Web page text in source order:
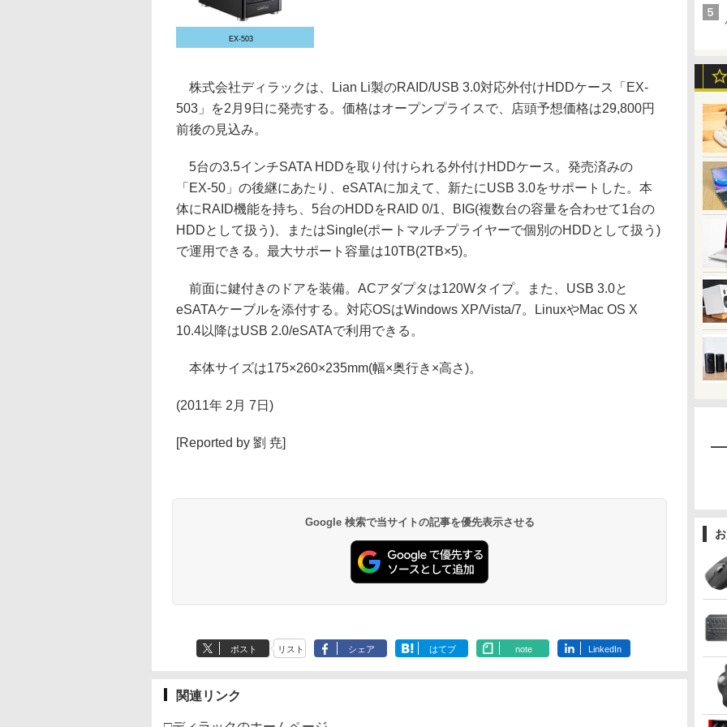
EX-503
株式会社ディラックは、Lian Li製のRAID/USB 3.0対応外付けHDDケース「EX-
503」を2月9日に発売する。価格はオープンプライスで、店頭予想価格は29,800円
前後の見込み。
5台の3.5インチSATA HDDを取り付けられる外付けHDDケース。発売済みの
「EX-50」の後継にあたり、eSATAに加えて、新たにUSB 3.0をサポートした。本
体にRAID機能を持ち、5台のHDDをRAID 0/1、BIG(複数台の容量を合わせて1台の
HDDとして扱う)、またはSingle(ポートマルチプライヤーで個別のHDDとして扱う)
で運用できる。最大サポート容量は10TB(2TB×5)。
前面に鍵付きのドアを装備。ACアダプタは120Wタイプ。また、USB 3.0と
eSATAケーブルを添付する。対応OSはWindows XP/Vista/7。LinuxやMac OS X
10.4以降はUSB 2.0/eSATAで利用できる。
本体サイズは175×260×235mm(幅×奥行き×高さ)。
(2011年 2月 7日)
[Reported by 劉 尭]
Google 検索で当サイトの記事を優先表示させる
ポスト リスト シェア はてブ note LinkedIn
関連リンク